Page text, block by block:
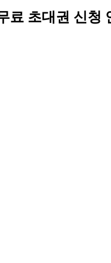
료 초대권 신청